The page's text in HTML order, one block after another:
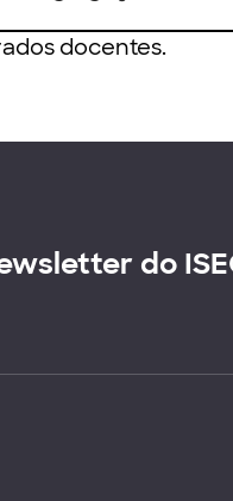
docentes.
do